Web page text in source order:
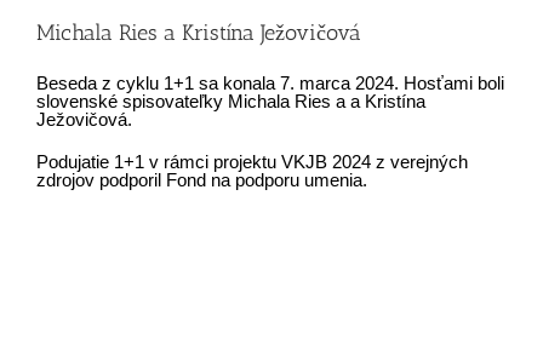
Michala Ries a Kristína Ježovičová
Beseda z cyklu 1+1 sa konala 7. marca 2024. Hosťami boli
slovenské spisovateľky Michala Ries a a Kristína
Ježovičová.
Podujatie 1+1 v rámci projektu VKJB 2024 z verejných
zdrojov podporil Fond na podporu umenia.